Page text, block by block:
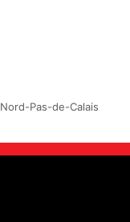
Nord-Pas-de-Calais